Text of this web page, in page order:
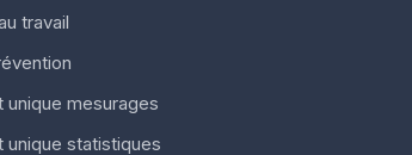
travail
mesurages
statistiques